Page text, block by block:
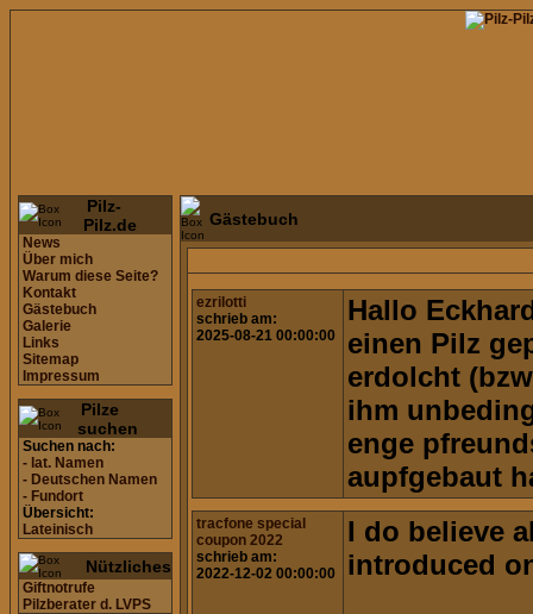
Pilz-
Pilz.de
News
Über mich
Warum diese Seite?
Kontakt
Gästebuch
Galerie
Links
Sitemap
Impressum
Pilze
suchen
Suchen nach:
- lat. Namen
- Deutschen Namen
- Fundort
Übersicht:
Lateinisch
Nützliches
Giftnotrufe
Pilzberater d. LVPS
Gästebuch
ezrilotti
schrieb am:
2025-08-21 00:00:00
Hallo
einen Pilz
erdolcht
ihm
enge
aupfgebaut
tracfone special
coupon 2022
schrieb am:
2022-12-02 00:00:00
I do believe
introduced